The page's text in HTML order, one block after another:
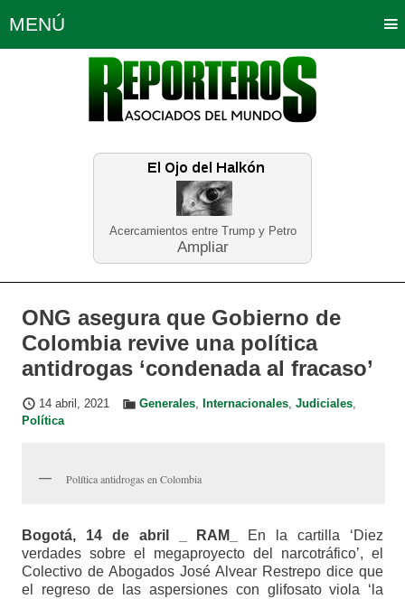
Acercamientos entre Trump y Petro
Ampliar
MENÚ
Política Opinión Bogotá
Planeta Tierra Deportes
Educación Neira
ONG asegura que Gobierno de
Colombia revive una política
antidrogas ‘condenada al fracaso’
14 abril, 2021 Generales, Internacionales, Judiciales,
Política
Política antidrogas en Colombia
Bogotá, 14 de abril _ RAM_ En la cartilla ‘Diez
verdades sobre el megaproyecto del narcotráfico’, el
Colectivo de Abogados José Alvear Restrepo dice que
el regreso de las aspersiones con glifosato viola ‘la